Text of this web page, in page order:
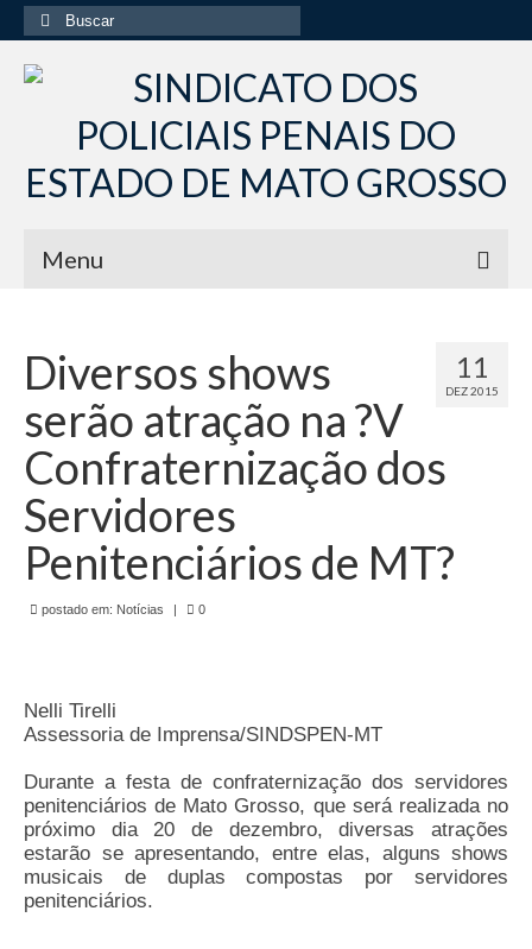
Buscar
por:
Menu
Institucional
Diretoria Sindsppen
Histórico do Sindsppen
Histórico do Sistema Penitenciário do Estado
de Mato Grosso
Serviços prestados pelo Sindicato dos
Filie-se
Notícias Gerais
Artigos
11
DEZ 2015
Diversos shows
serão atração na ?V
Confraternização dos
Servidores
Penitenciários de MT?
postado em: Notícias | 0
Nelli Tirelli
Assessoria de Imprensa/SINDSPEN-MT
Durante a festa de confraternização dos servidores
penitenciários de Mato Grosso, que será realizada no
próximo dia 20 de dezembro, diversas atrações
estarão se apresentando, entre elas, alguns shows
musicais de duplas compostas por servidores
penitenciários.